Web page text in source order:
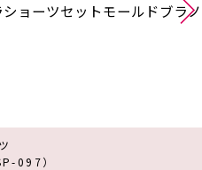
ショーツセットモールドブラ
097）